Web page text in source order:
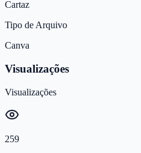
Cartaz
Tipo de Arquivo
Canva
Visualizações
Visualizações
259